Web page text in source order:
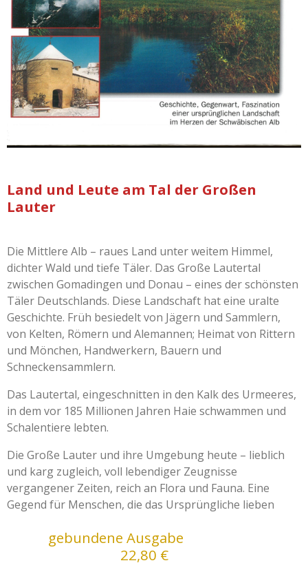
Land und Leute am Tal der Großen
Lauter
Die Mittlere Alb – raues Land unter weitem Himmel,
dichter Wald und tiefe Täler. Das Große Lautertal
zwischen Gomadingen und Donau – eines der schönsten
Täler Deutschlands. Diese Landschaft hat eine uralte
Geschichte. Früh besiedelt von Jägern und Sammlern,
von Kelten, Römern und Alemannen; Heimat von Rittern
und Mönchen, Handwerkern, Bauern und
Schneckensammlern.
Das Lautertal, eingeschnitten in den Kalk des Urmeeres,
in dem vor 185 Millionen Jahren Haie schwammen und
Schalentiere lebten.
Die Große Lauter und ihre Umgebung heute – lieblich
und karg zugleich, voll lebendiger Zeugnisse
vergangener Zeiten, reich an Flora und Fauna. Eine
Gegend für Menschen, die das Ursprüngliche lieben
gebundene Ausgabe
22,80 €